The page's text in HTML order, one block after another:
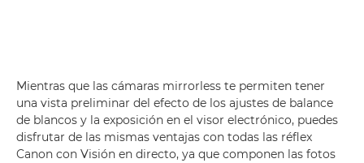
Mientras que las cámaras mirrorless te permiten tener
una vista preliminar del efecto de los ajustes de balance
de blancos y la exposición en el visor electrónico, puedes
disfrutar de las mismas ventajas con todas las réflex
Canon con Visión en directo, ya que componen las fotos